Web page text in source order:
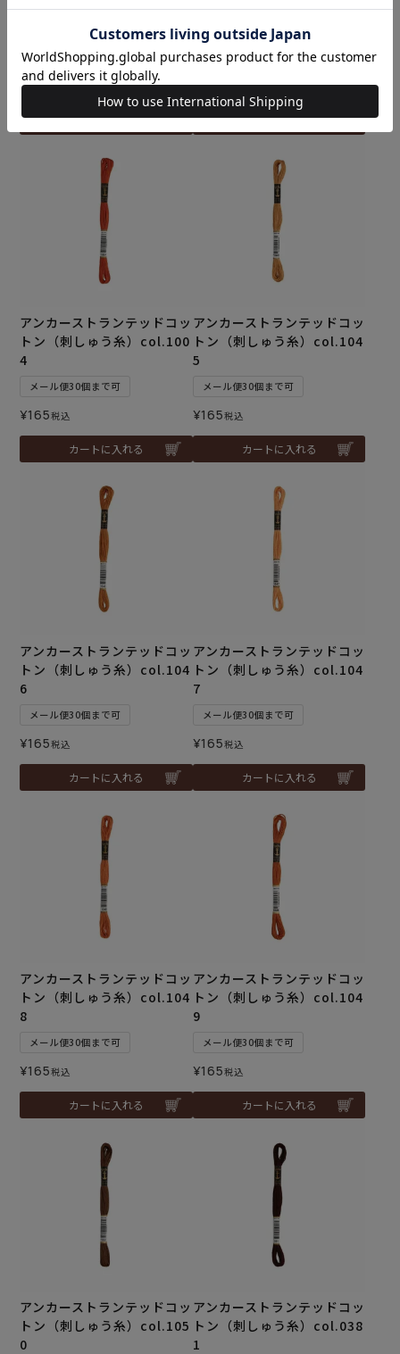
トン（刺しゅう糸）col.100
メール便30個まで可
¥165税込
カートに入れる
トン（刺しゅう糸）col.100
3
メール便30個まで可
¥165税込
カートに入れる
アンカーストランテッドコッ
トン（刺しゅう糸）col.100
4
メール便30個まで可
¥165税込
カートに入れる
アンカーストランテッドコッ
トン（刺しゅう糸）col.104
5
メール便30個まで可
¥165税込
カートに入れる
アンカーストランテッドコッ
トン（刺しゅう糸）col.104
6
メール便30個まで可
¥165税込
カートに入れる
アンカーストランテッドコッ
トン（刺しゅう糸）col.104
7
メール便30個まで可
¥165税込
カートに入れる
アンカーストランテッドコッ
トン（刺しゅう糸）col.104
8
メール便30個まで可
¥165税込
カートに入れる
アンカーストランテッドコッ
トン（刺しゅう糸）col.104
9
メール便30個まで可
¥165税込
カートに入れる
アンカーストランテッドコッ
トン（刺しゅう糸）col.105
0
アンカーストランテッドコッ
トン（刺しゅう糸）col.038
1